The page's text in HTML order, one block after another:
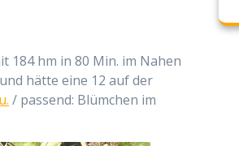
184 hm in 80 Min. im Nahen
hätte eine 12 auf der
/ passend: Blümchen im